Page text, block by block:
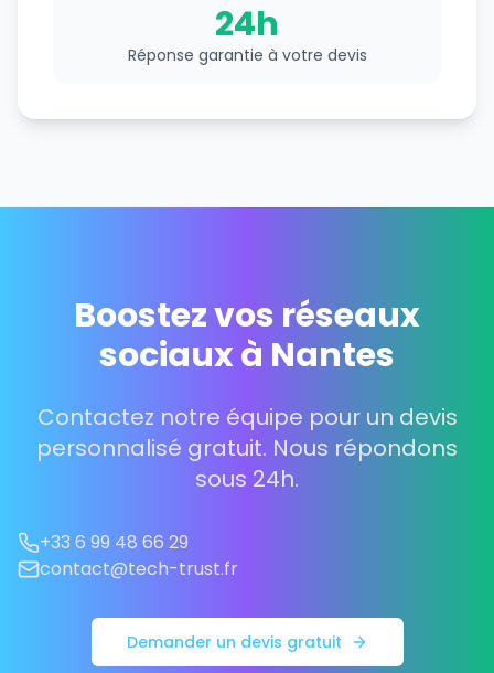
24h
Réponse garantie à votre devis
Boostez vos réseaux
sociaux à Nantes
Contactez notre équipe pour un devis
personnalisé gratuit. Nous répondons
sous 24h.
+33 6 99 48 66 29
contact@tech-trust.fr
Demander un devis gratuit